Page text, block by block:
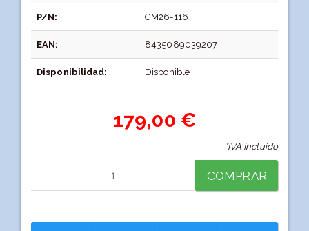
P/N: GM26-116
EAN: 8435089039207
Disponibilidad: Disponible
179,00 €
*IVA Incluido
COMPRAR